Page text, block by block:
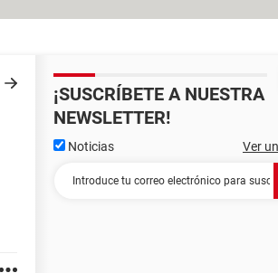
¡SUSCRÍBETE A NUESTRA
NEWSLETTER!
Noticias Ver